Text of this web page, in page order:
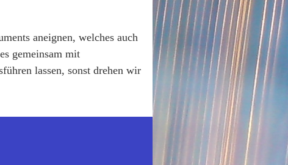
aneignen, welches auch
gemeinsam mit
lassen, sonst drehen wir